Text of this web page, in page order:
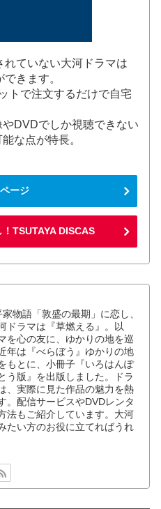
れていない大河ドラマは
きます。
トで注文するだけで自宅
DVDでしか視聴できない
な点が特長。
ージ
TSUTAYA DISCAS
物語「敦盛の最期」に恋し、
ドラマは『草燃える』。以
を心の友に、ゆかりの地を巡
年は『べらぼう』ゆかりの地
もとに、小冊子『いろはんぽ
う版』を出版しました。ドラ
、実際に見た作品の魅力を熱
。配信サービスやDVDレンタ
法もご紹介しています。大河
たい方のお役に立てればうれ